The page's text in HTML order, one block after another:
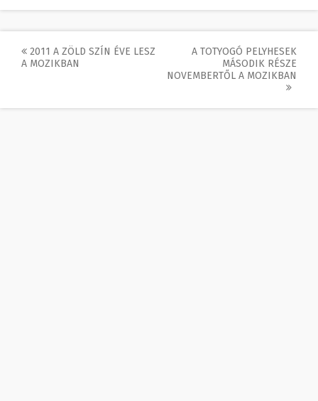
Post
2011 A ZÖLD SZÍN ÉVE LESZ
A MOZIKBAN
A TOTYOGÓ PELYHESEK
MÁSODIK RÉSZE
NOVEMBERTŐL A MOZIKBAN